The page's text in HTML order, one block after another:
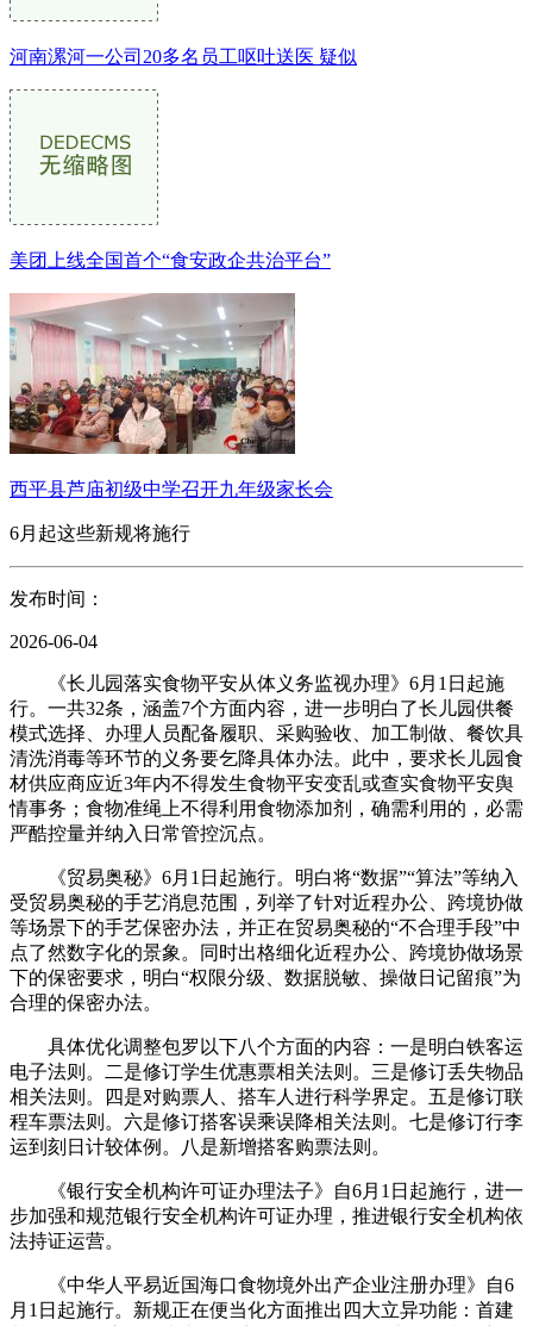
河南漯河一公司20多名员工呕吐送医 疑似
美团上线全国首个“食安政企共治平台”
西平县芦庙初级中学召开九年级家长会
6月起这些新规将施行
发布时间：
2026-06-04
《长儿园落实食物平安从体义务监视办理》6月1日起施
行。一共32条，涵盖7个方面内容，进一步明白了长儿园供餐
模式选择、办理人员配备履职、采购验收、加工制做、餐饮具
清洗消毒等环节的义务要乞降具体办法。此中，要求长儿园食
材供应商应近3年内不得发生食物平安变乱或查实食物平安舆
情事务；食物准绳上不得利用食物添加剂，确需利用的，必需
严酷控量并纳入日常管控沉点。
《贸易奥秘》6月1日起施行。明白将“数据”“算法”等纳入
受贸易奥秘的手艺消息范围，列举了针对近程办公、跨境协做
等场景下的手艺保密办法，并正在贸易奥秘的“不合理手段”中
点了然数字化的景象。同时出格细化近程办公、跨境协做场景
下的保密要求，明白“权限分级、数据脱敏、操做日记留痕”为
合理的保密办法。
具体优化调整包罗以下八个方面的内容：一是明白铁客运
电子法则。二是修订学生优惠票相关法则。三是修订丢失物品
相关法则。四是对购票人、搭车人进行科学界定。五是修订联
程车票法则。六是修订搭客误乘误降相关法则。七是修订行李
运到刻日计较体例。八是新增搭客购票法则。
《银行安全机构许可证办理法子》自6月1日起施行，进一
步加强和规范银行安全机构许可证办理，推进银行安全机构依
法持证运营。
《中华人平易近国海口食物境外出产企业注册办理》自6
月1日起施行。新规正在便当化方面推出四大立异功能：首建